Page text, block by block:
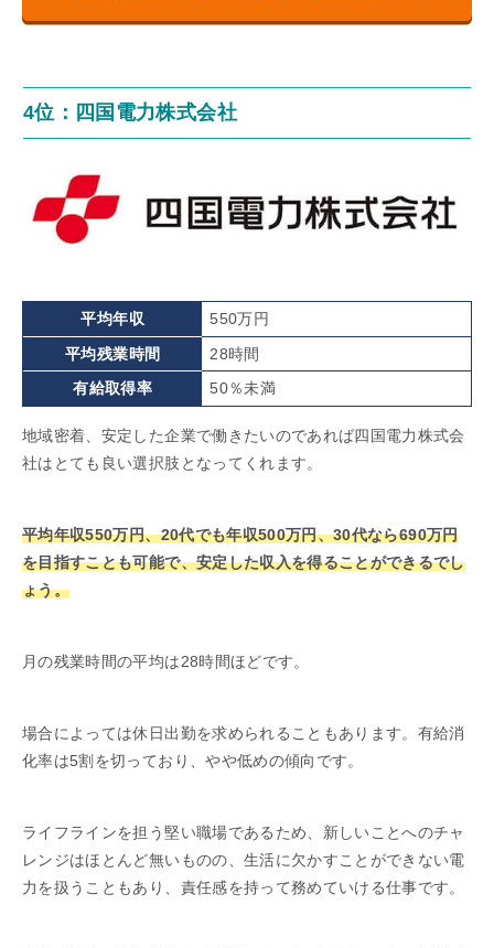
4位：四国電力株式会社
平均年収
550万円
平均残業時間
28時間
有給取得率
50％未満
地域密着、安定した企業で働きたいのであれば四国電力株式会
社はとても良い選択肢となってくれます。
平均年収550万円、20代でも年収500万円、30代なら690万円
を目指すことも可能で、安定した収入を得ることができるでし
ょう。
月の残業時間の平均は28時間ほどです。
場合によっては休日出勤を求められることもあります。有給消
化率は5割を切っており、やや低めの傾向です。
ライフラインを担う堅い職場であるため、新しいことへのチャ
レンジはほとんど無いものの、生活に欠かすことができない電
力を扱うこともあり、責任感を持って務めていける仕事です。